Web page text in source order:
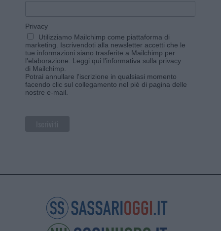
Privacy
Utilizziamo Mailchimp come piattaforma di
marketing. Iscrivendoti alla newsletter accetti che le
tue informazioni siano trasferite a Mailchimp per
l'elaborazione. Leggi qui l'informativa sulla privacy
di Mailchimp
Potrai annullare l'iscrizione in qualsiasi momento
facendo clic sul collegamento nel piè di pagina delle
nostre e-mail.